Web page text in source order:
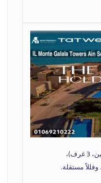
استديوهات، شاليهات (غرفة، غرفتين، 3 غرف)،
مستقلة.